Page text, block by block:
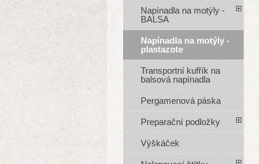
Napínadla na motýly -
BALSA
Napínadla na motýly -
plastazote
Transportní kufřík na
balsová napínadla
Pergamenová páska
Preparační podložky
Výškáček